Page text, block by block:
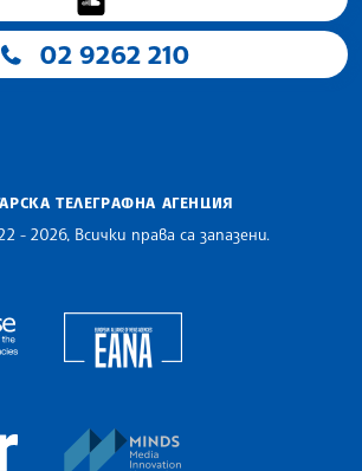
02 9262 210
ТЕЛЕГРАФНА АГЕНЦИЯ
- 2026, Всички права са запазени.
The Assocoation of the Balkan News Agencies
European Newsroom